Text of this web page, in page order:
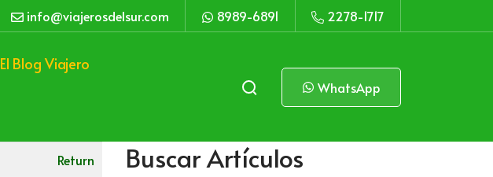
info@viajerosdelsur.com 8989-6891 2278-1717
El Blog Viajero
WhatsApp
Return Buscar Artículos